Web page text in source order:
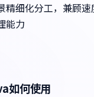
精细化分工，兼顾
能力
如何使用